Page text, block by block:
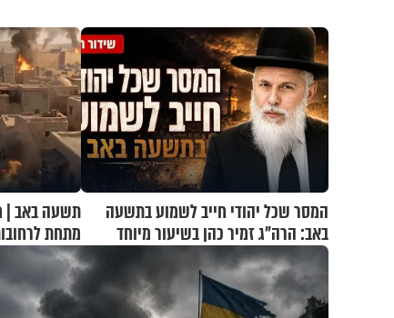
המסר שכל יהודי חייב לשמוע בתשעה
באב: הרה"ג זמיר כהן בשיעור מיוחד
תשעה באב |
מתחת